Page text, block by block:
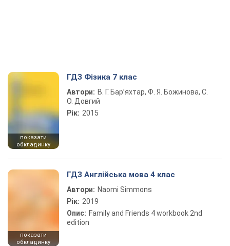
показати
обкладинку
ГДЗ Фізика 7 клас
Автори: В. Г. Бар’яхтар, Ф. Я. Божинова, С.
О. Довгий
Рік: 2015
показати
обкладинку
ГДЗ Англійська мова 4 клас
Автори: Naomi Simmons
Рік: 2019
Опис: Family and Friends 4 workbook 2nd
edition